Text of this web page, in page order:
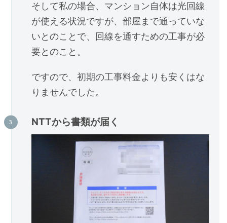
そして私の場合、マンション自体は光回線
が使える状況ですが、部屋まで通っていな
いとのことで、回線を通すための工事が必
要とのこと。
ですので、初期の工事料金よりも安くはな
りませんでした。
NTTから書類が届く